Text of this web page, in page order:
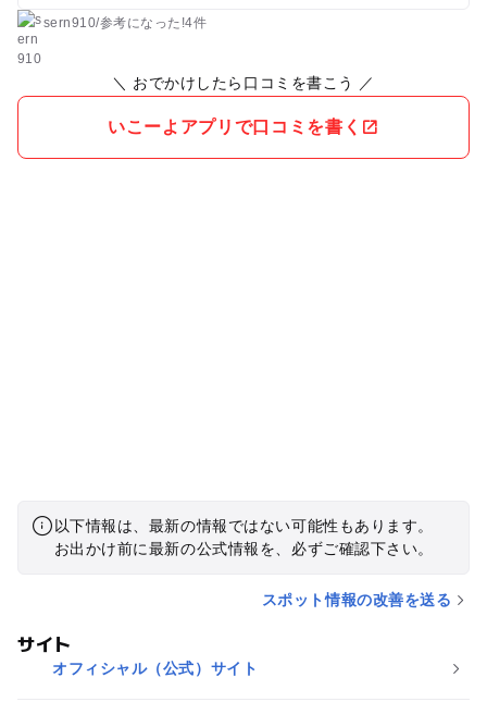
sern910/参考になった!4件
＼ おでかけしたら口コミを書こう ／
いこーよアプリで口コミを書く
以下情報は、最新の情報ではない可能性もあります。
お出かけ前に最新の公式情報を、必ずご確認下さい。
スポット情報の改善を送る
サイト
オフィシャル（公式）サイト